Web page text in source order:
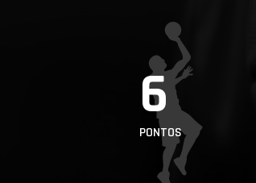
ÁREA TÉCNICA
6
PONTOS